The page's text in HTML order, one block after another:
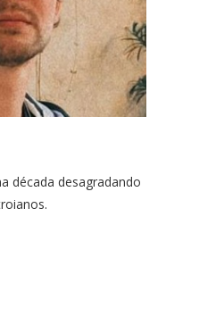
década desagradando